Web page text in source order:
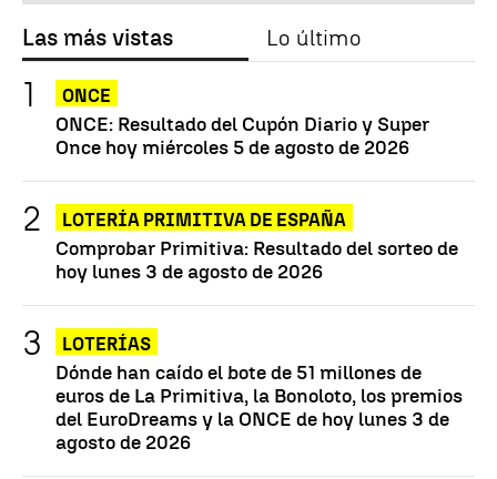
Las más vistas Lo último
ONCE
ONCE: Resultado del Cupón Diario y Super
Once hoy miércoles 5 de agosto de 2026
LOTERÍA PRIMITIVA DE ESPAÑA
Comprobar Primitiva: Resultado del sorteo de
hoy lunes 3 de agosto de 2026
LOTERÍAS
Dónde han caído el bote de 51 millones de
euros de La Primitiva, la Bonoloto, los premios
del EuroDreams y la ONCE de hoy lunes 3 de
agosto de 2026